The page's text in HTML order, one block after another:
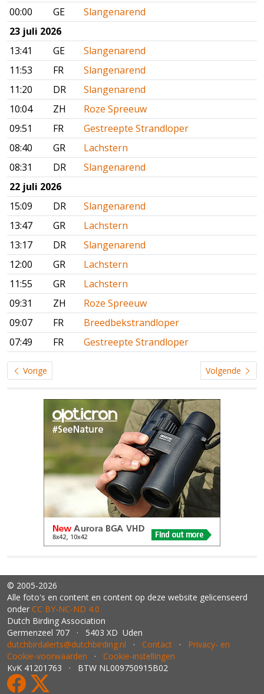
00:00
GE
Slangenarend
23 juli 2026
13:41
GE
Slangenarend
11:53
FR
Slangenarend
11:20
DR
Slangenarend
10:04
ZH
Roze Spreeuw
09:51
FR
Gestreepte Strandloper
08:40
GR
Lachstern
08:31
DR
Slangenarend
22 juli 2026
15:09
DR
Slangenarend
13:47
GR
Lachstern
13:17
DR
Slangenarend
12:00
GR
Lachstern
11:55
GR
Lachstern
09:31
ZH
Roze Spreeuw
09:07
FR
Breedbekstrandloper
07:49
FR Gestreepte Strandloper
Vorige Volgende
© 2005-2026
Alle foto's en content en content op deze website gelicenseerd
onder CC BY‑NC‑ND 4.0
Dutch Birding Association
Germenzeel 707 · 5403 XD Uden
dutchbirdalerts@dutchbirding.nl · Contact · Privacy- en
Cookie-voorwaarden · Cookie-instellingen
KvK 41201763 · BTW NL009750915B02